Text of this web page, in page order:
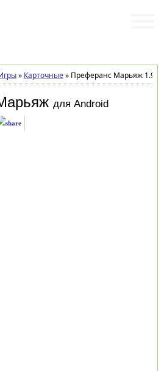
» Карточные»Преферанс Марьяж 1.9.8
для Android